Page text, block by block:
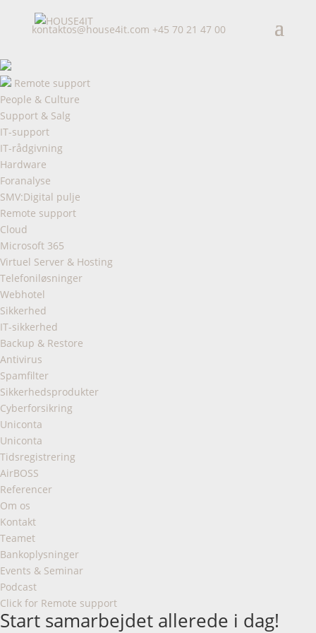
kontaktos@house4it.com +45 70 21 47 00
Remote support
People & Culture
Support & Salg
IT-support
IT-rådgivning
Hardware
Foranalyse
SMV:Digital pulje
Remote support
Cloud
Microsoft 365
Virtuel Server & Hosting
Telefoniløsninger
Webhotel
Sikkerhed
IT-sikkerhed
Backup & Restore
Antivirus
Spamfilter
Sikkerhedsprodukter
Cyberforsikring
Uniconta
Uniconta
Tidsregistrering
AirBOSS
Referencer
Om os
Kontakt
Teamet
Bankoplysninger
Events & Seminar
Podcast
Click for Remote support
Start samarbejdet allerede i dag!